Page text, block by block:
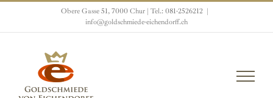
Obere Gasse 51, 7000 Chur | Tel.: 081-2526212 |
info@goldschmiede-eichendorff.ch